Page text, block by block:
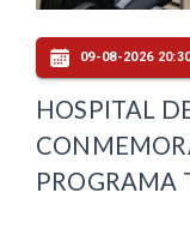
09-08-2026
HOSPITAL
PROGRAMA